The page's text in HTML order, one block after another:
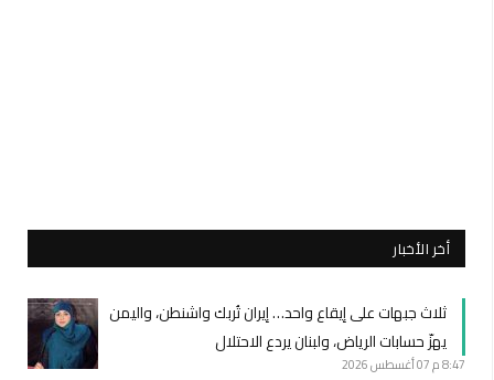
أخر الأخبار
ثلاث جبهات على إيقاع واحد… إيران تُربك واشنطن، واليمن
يهزّ حسابات الرياض، ولبنان يردع الاحتلال
8:47 م 07 أغسطس 2026